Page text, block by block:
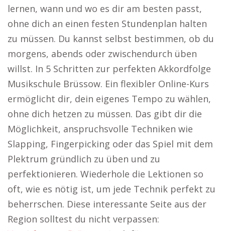
lernen, wann und wo es dir am besten passt,
ohne dich an einen festen Stundenplan halten
zu müssen. Du kannst selbst bestimmen, ob du
morgens, abends oder zwischendurch üben
willst. In 5 Schritten zur perfekten Akkordfolge
Musikschule Brüssow. Ein flexibler Online-Kurs
ermöglicht dir, dein eigenes Tempo zu wählen,
ohne dich hetzen zu müssen. Das gibt dir die
Möglichkeit, anspruchsvolle Techniken wie
Slapping, Fingerpicking oder das Spiel mit dem
Plektrum gründlich zu üben und zu
perfektionieren. Wiederhole die Lektionen so
oft, wie es nötig ist, um jede Technik perfekt zu
beherrschen. Diese interessante Seite aus der
Region solltest du nicht verpassen: